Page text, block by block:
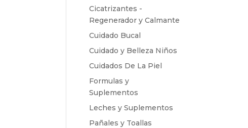
Cicatrizantes -
Regenerador y Calmante
Cuidado Bucal
Cuidado y Belleza Niños
Cuidados De La Piel
Formulas y
Suplementos
Leches y Suplementos
Pañales y Toallas